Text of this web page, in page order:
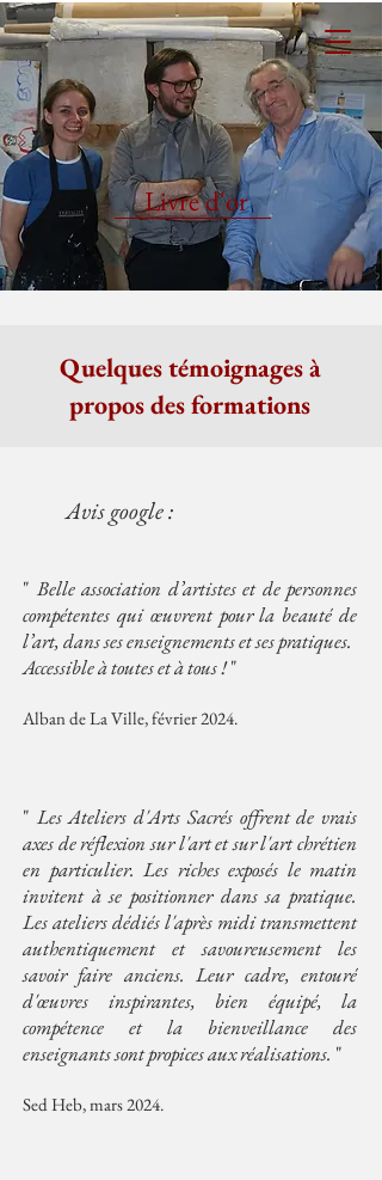
Livre d'or
Quelques témoignages à
propos des formations
Avis google :
" Belle association d’artistes et de personnes
compétentes qui œuvrent pour la beauté de
l’art, dans ses enseignements et ses pratiques.
Accessible à toutes et à tous !"
Alban de La Ville, février 2024.
" Les Ateliers d'Arts Sacrés offrent de vrais
axes de réflexion sur l'art et sur l'art chrétien
en particulier. Les riches exposés le matin
invitent à se positionner dans sa pratique.
Les ateliers dédiés l'après midi transmettent
authentiquement et savoureusement les
savoir faire anciens. Leur cadre, entouré
d'œuvres inspirantes, bien équipé, la
compétence et la bienveillance des
enseignants sont propices aux réalisations. "
Sed Heb, mars 2024.